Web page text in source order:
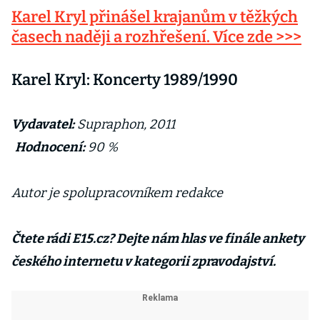
Karel Kryl přinášel krajanům v těžkých
časech naději a rozhřešení. Více zde >>>
Karel Kryl: Koncerty 1989/1990
Vydavatel:Supraphon, 2011
Hodnocení:90 %
Autor je spolupracovníkem redakce
Čtete rádi E15.cz? Dejte nám hlas ve finále ankety
českého internetu v kategorii zpravodajství.